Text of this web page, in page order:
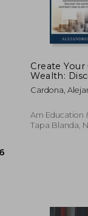
Create Your
Wealth:
World of
and Learn
(en Inglés)
Cardona,
Am Education
Tapa Blanda,